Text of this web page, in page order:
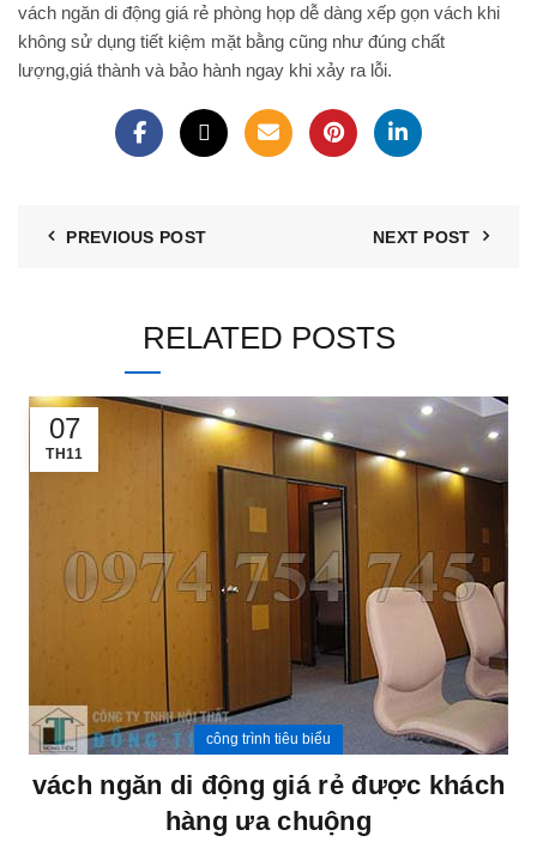
vách ngăn di động giá rẻ phòng họp dễ dàng xếp gọn vách khi
không sử dụng tiết kiệm mặt bằng cũng như đúng chất
lượng,giá thành và bảo hành ngay khi xảy ra lỗi.
PREVIOUS POST NEXT POST
RELATED POSTS
07
TH11
công trình tiêu biểu
vách ngăn di động giá rẻ được khách
hàng ưa chuộng